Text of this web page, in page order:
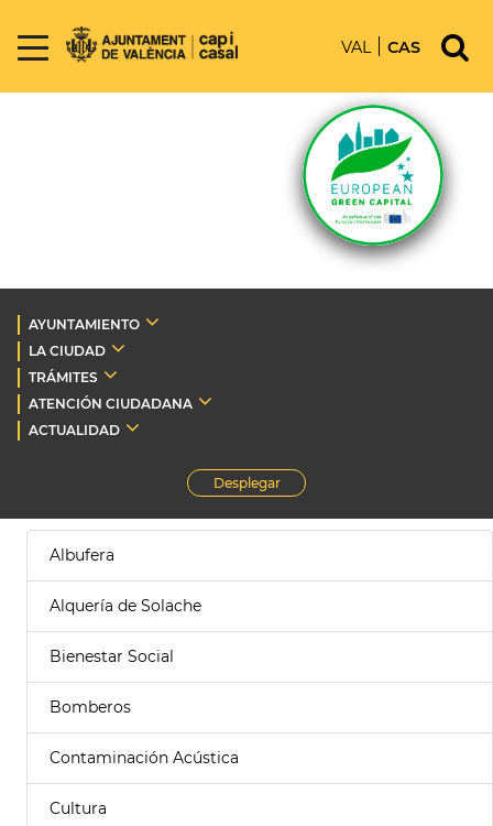
VAL CAS
AYUNTAMIENTO
LA CIUDAD
TRÁMITES
ATENCIÓN CIUDADANA
ACTUALIDAD
Desplegar
Albufera
Alquería de Solache
Bienestar Social
Bomberos
Contaminación Acústica
Cultura